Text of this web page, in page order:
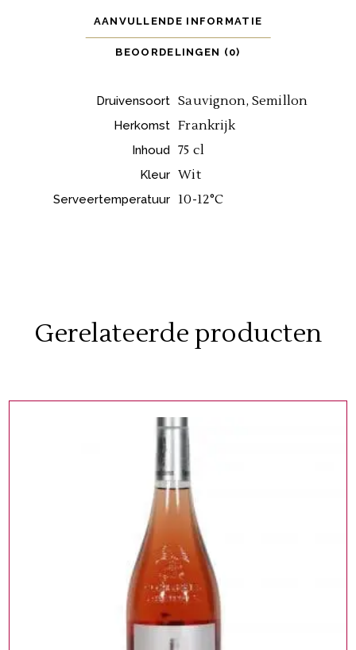
AANVULLENDE INFORMATIE
BEOORDELINGEN (0)
Druivensoort Sauvignon, Semillon
Herkomst Frankrijk
Inhoud 75 cl
Kleur Wit
Serveertemperatuur 10-12°C
Gerelateerde producten
WIJNFLESSEN